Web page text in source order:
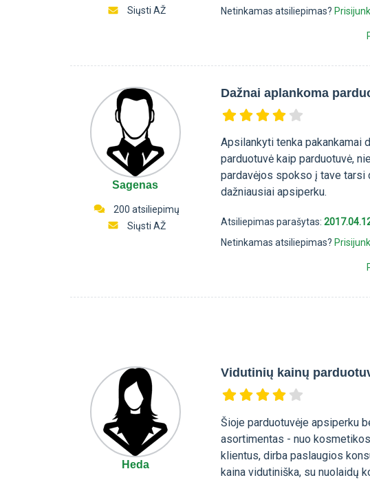
Siųsti AŽ
Netinkamas atsiliepimas?Prisijunk
Sagenas
200 atsiliepimų
Siųsti AŽ
Dažnai aplankoma
Apsilankyti tenka pakankamai
parduotuvė kaip parduotuvė,
pardavėjos spokso į tave tarsi
dažniausiai apsiperku.
Atsiliepimas parašytas:
Netinkamas atsiliepimas? Prisijunk
Heda
Vidutinių kainų
Šioje parduotuvėje apsiperku
asortimentas - nuo
klientus, dirba paslaugios
kaina vidutiniška, su nuolaidų